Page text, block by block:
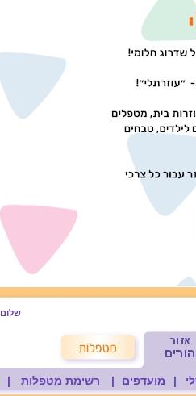
שלום
| מועדפים | רשימת מטפלות |